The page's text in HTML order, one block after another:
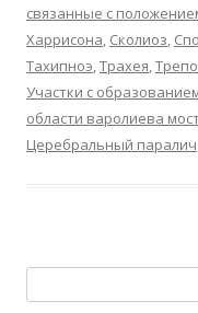
связанные с
Харрисона, Сколиоз,
Тахипноэ,Трахея,
Участки с
области варолиева
Церебральный паралич